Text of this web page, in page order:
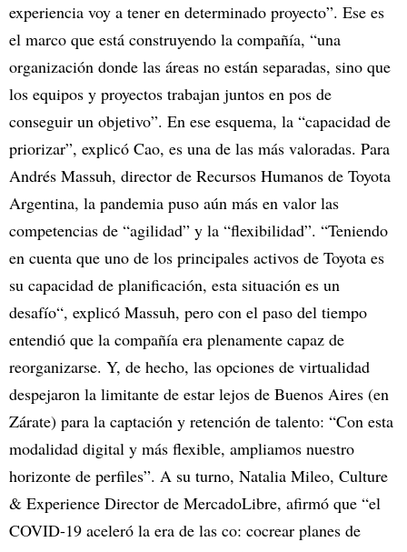
experiencia voy a tener en determinado proyecto”. Ese es
el marco que está construyendo la compañía, “una
organización donde las áreas no están separadas, sino que
los equipos y proyectos trabajan juntos en pos de
conseguir un objetivo”. En ese esquema, la “capacidad de
priorizar”, explicó Cao, es una de las más valoradas. Para
Andrés Massuh, director de Recursos Humanos de Toyota
Argentina, la pandemia puso aún más en valor las
competencias de “agilidad” y la “flexibilidad”. “Teniendo
en cuenta que uno de los principales activos de Toyota es
su capacidad de planificación, esta situación es un
desafío“, explicó Massuh, pero con el paso del tiempo
entendió que la compañía era plenamente capaz de
reorganizarse. Y, de hecho, las opciones de virtualidad
despejaron la limitante de estar lejos de Buenos Aires (en
Zárate) para la captación y retención de talento: “Con esta
modalidad digital y más flexible, ampliamos nuestro
horizonte de perfiles”. A su turno, Natalia Mileo, Culture
& Experience Director de MercadoLibre, afirmó que “el
COVID-19 aceleró la era de las co: cocrear planes de